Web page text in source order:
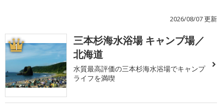
2026/08/07 更新
1
三本杉海水浴場 キャンプ場／
北海道
水質最高評価の三本杉海水浴場でキャンプ
ライフを満喫